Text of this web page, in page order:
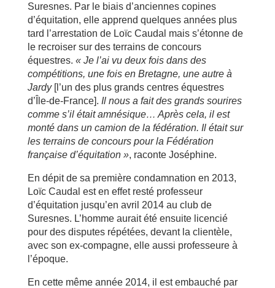
Suresnes. Par le biais d’anciennes copines
d’équitation, elle apprend quelques années plus
tard l’arrestation de Loïc Caudal mais s’étonne de
le recroiser sur des terrains de concours
équestres. « Je l’ai vu deux fois dans des
compétitions, une foisen Bretagne, une autre à
Jardy [l’un des plus grands centres équestres
d’Île-de-France]. Il nous a fait des grands sourires
comme s’il était amnésique… Après cela, il est
montédans un camion de la fédération. Il était sur
les terrains de concours pour la Fédération
française d’équitation», raconte Joséphine.
En dépit de sa première condamnation en 2013,
Loïc Caudal est en effet resté professeur
d’équitation jusqu’en avril 2014 au club de
Suresnes. L’homme aurait été ensuite licencié
pour des disputes répétées, devant la clientèle,
avec son ex-compagne, elle aussi professeure à
l’époque.
En cette même année 2014, il est embauché par